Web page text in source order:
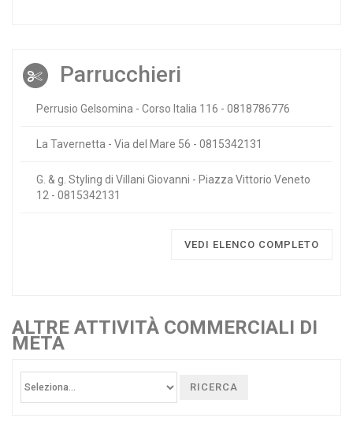
Parrucchieri
Perrusio Gelsomina - Corso Italia 116 - 0818786776
La Tavernetta - Via del Mare 56 - 0815342131
G. & g. Styling di Villani Giovanni - Piazza Vittorio Veneto
12 - 0815342131
VEDI ELENCO COMPLETO
ALTRE ATTIVITÀ COMMERCIALI DI
META
RICERCA